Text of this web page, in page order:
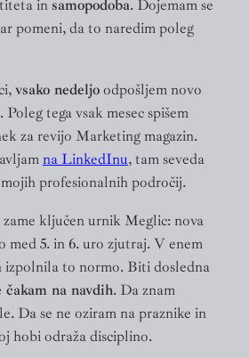
insamopodoba. Dojemam se
pomeni, da to naredim poleg
vsako nedeljoodpošljem novo
tega vsak mesec spišem
za revijo Marketing magazin.
na LinkedInu, tam seveda
profesionalnih področij.
ključen urnik Meglic: nova
med 5. in 6. uro zjutraj. V enem
izpolnila to normo. Biti dosledna
čakam na navdih. Da znam
Da se ne oziram na praznike in
hobi odraža disciplino.